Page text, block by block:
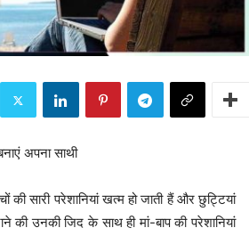
अपना साथी
की सारी परेशानियां खत्म हो जाती हैं और छुट्टियां
की उनकी जिद के साथ ही मां-बाप की परेशानियां